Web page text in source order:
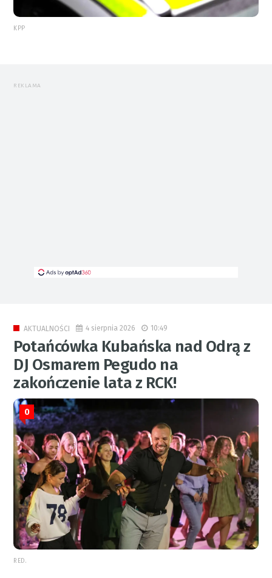
KPP
REKLAMA
AKTUALNOŚCI 4 sierpnia 2026 10:49
Potańcówka Kubańska nad Odrą z
DJ Osmarem Pegudo na
zakończenie lata z RCK!
0
RED.